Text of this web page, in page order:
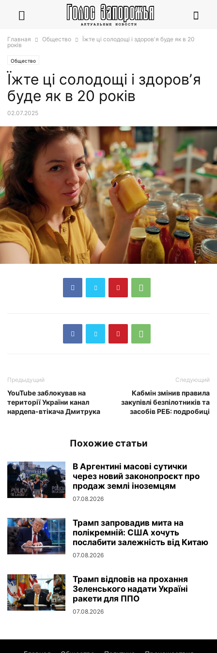
Главная Общество
Їжте ці солодощі і здоровʼя буде як в 20
років
Общество
Їжте ці солодощі і здоровʼя
буде як в 20 років
02.07.2025
Предыдущий
YouTube заблокував на
території України канал
нардепа-втікача Дмитрука
Следующий
Кабмін змінив правила
закупівлі безпілотників та
засобів РЕБ: подробиці
Похожие статьи
В Аргентині масові сутички
через новий законопроєкт про
продаж землі іноземцям
07.08.2026
Трамп запровадив мита на
полікремній: США хочуть
послабити залежність від Китаю
07.08.2026
Трамп відповів на прохання
Зеленського надати Україні
ракети для ППО
07.08.2026